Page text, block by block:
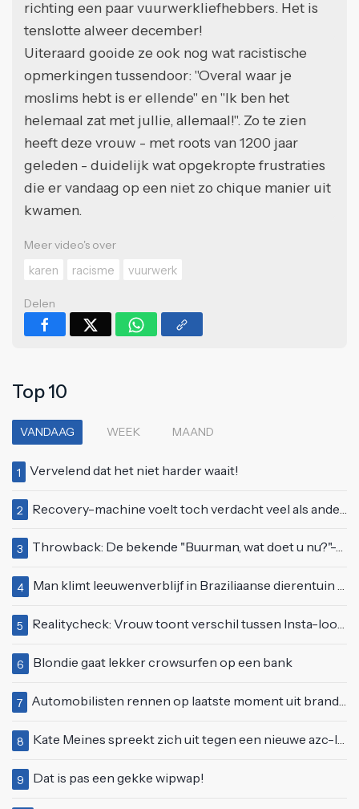
richting een paar vuurwerkliefhebbers. Het is
tenslotte alweer december!
Uiteraard gooide ze ook nog wat racistische
opmerkingen tussendoor: "Overal waar je
moslims hebt is er ellende" en "Ik ben het
helemaal zat met jullie, allemaal!". Zo te zien
heeft deze vrouw - met roots van 1200 jaar
geleden - duidelijk wat opgekropte frustraties
die er vandaag op een niet zo chique manier uit
kwamen.
Meer video's over
karen
racisme vuurwerk
Delen
Top 10
VANDAAG WEEK MAAND
1 Vervelend dat het niet harder waait!
2 Recovery-machine voelt toch verdacht veel als ander soort work-out
3 Throwback: De bekende "Buurman, wat doet u nu?"-scène uit Flodder met Tatjana Šimić
4 Man klimt leeuwenverblijf in Braziliaanse dierentuin en overleeft het niet
5 Realitycheck: Vrouw toont verschil tussen Insta-look en realiteit
6 Blondie gaat lekker crowsurfen op een bank
7 Automobilisten rennen op laatste moment uit brandende auto op de A58
8 Kate Meines spreekt zich uit tegen een nieuwe azc-locatie in Lisse
9 Dat is pas een gekke wipwap!